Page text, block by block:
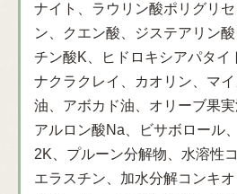
ナイト、ラウリン酸ポリグリ
ン、クエン酸、ジステアリン
チン酸K、ヒドロキシアパタイ
ナクラクレイ、カオリン、マ
油、アボカド油、オリーブ果
アルロン酸Na、ビサボロール
2K、プルーン分解物、水溶性
エラスチン、加水分解コンキ